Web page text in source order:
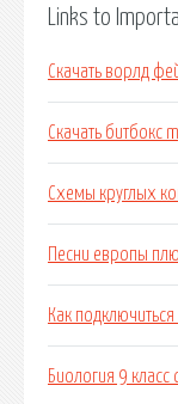
Links to
Скачать ворлд
Скачать битбокс
Схемы круглых
Песни европы
Как
Биология 9 класс